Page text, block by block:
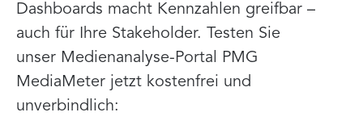
Dashboards macht Kennzahlen greifbar –
auch für Ihre Stakeholder. Testen Sie
unser Medienanalyse-Portal PMG
MediaMeter jetzt kostenfrei und
unverbindlich: